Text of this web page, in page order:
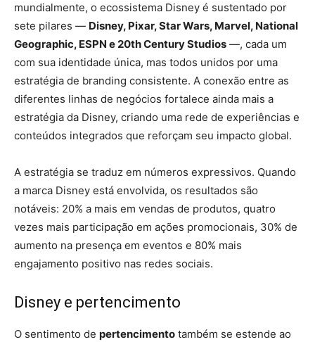
mundialmente, o ecossistema Disney é sustentado por
sete pilares — Disney, Pixar, Star Wars, Marvel, National
Geographic, ESPN e 20th Century Studios —, cada um
com sua identidade única, mas todos unidos por uma
estratégia de branding consistente. A conexão entre as
diferentes linhas de negócios fortalece ainda mais a
estratégia da Disney, criando uma rede de experiências e
conteúdos integrados que reforçam seu impacto global.
A estratégia se traduz em números expressivos. Quando
a marca Disney está envolvida, os resultados são
notáveis: 20% a mais em vendas de produtos, quatro
vezes mais participação em ações promocionais, 30% de
aumento na presença em eventos e 80% mais
engajamento positivo nas redes sociais.
Disney e pertencimento
O sentimento de pertencimento também se estende ao